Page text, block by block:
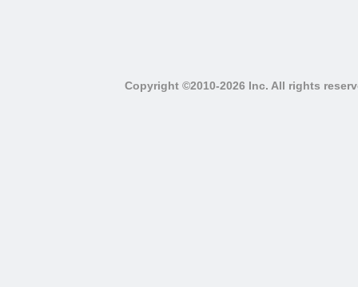
Copyright ©2010-2026 Inc. All rights